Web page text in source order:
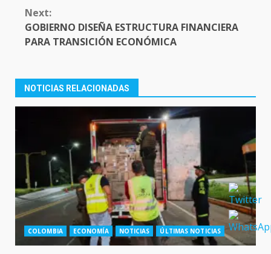
Next:
GOBIERNO DISEÑA ESTRUCTURA FINANCIERA
PARA TRANSICIÓN ECONÓMICA
NOTICIAS RELACIONADAS
COLOMBIA ECONOMÍA NOTICIAS ÚLTIMAS NOTICIAS